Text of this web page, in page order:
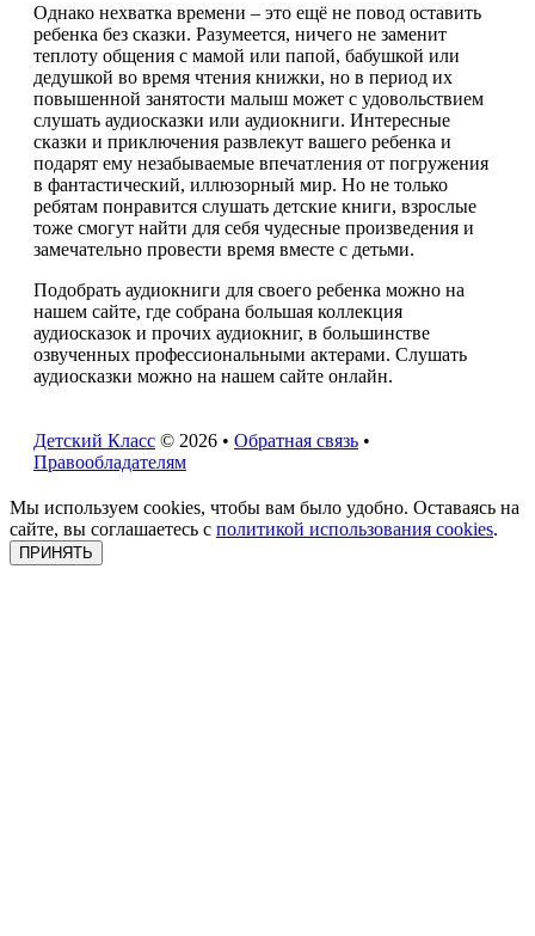
Однако нехватка времени – это ещё не повод оставить
ребенка без сказки. Разумеется, ничего не заменит
теплоту общения с мамой или папой, бабушкой или
дедушкой во время чтения книжки, но в период их
повышенной занятости малыш может с удовольствием
слушать аудиосказки или аудиокниги. Интересные
сказки и приключения развлекут вашего ребенка и
подарят ему незабываемые впечатления от погружения
в фантастический, иллюзорный мир. Но не только
ребятам понравится слушать детские книги, взрослые
тоже смогут найти для себя чудесные произведения и
замечательно провести время вместе с детьми.
Подобрать аудиокниги для своего ребенка можно на
нашем сайте, где собрана большая коллекция
аудиосказок и прочих аудиокниг, в большинстве
озвученных профессиональными актерами. Слушать
аудиосказки можно на нашем сайте онлайн.
Детский Класс © 2026 • Обратная связь •
Правообладателям
Мы используем cookies, чтобы вам было удобно. Оставаясь на
сайте, вы соглашаетесь с политикой использования cookies.
ПРИНЯТЬ